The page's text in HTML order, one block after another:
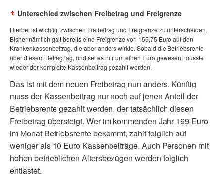
Unterschied zwischen Freibetrag und Freigrenze
Hierbei ist wichtig, zwischen Freibetrag und Freigrenze zu unterscheiden.
Bisher nämlich galt bereits eine Freigrenze von 155,75 Euro auf den
Krankenkassenbeitrag, die aber anders wirkte. Sobald die Betriebsrente
über diesem Betrag lag, und sei es nur um einen Euro gewesen, musste
wieder der komplette Kassenbeitrag gezahlt werden.
Das ist mit dem neuen Freibetrag nun anders. Künftig
muss der Kassenbeitrag nur noch auf jenen Anteil der
Betriebsrente gezahlt werden, der tatsächlich diesen
Freibetrag übersteigt. Wer im kommenden Jahr 169 Euro
im Monat Betriebsrente bekommt, zahlt folglich auf
weniger als 10 Euro Kassenbeiträge. Auch Personen mit
hohen betrieblichen Altersbezügen werden folglich
entlastet.